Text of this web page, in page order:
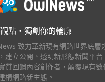
點・獨創你的輪廓
致力革新現有網路世界底層
建立公開、透明新形態新聞平台
質回饋內容創作者，顛覆現有
構網路新生態。